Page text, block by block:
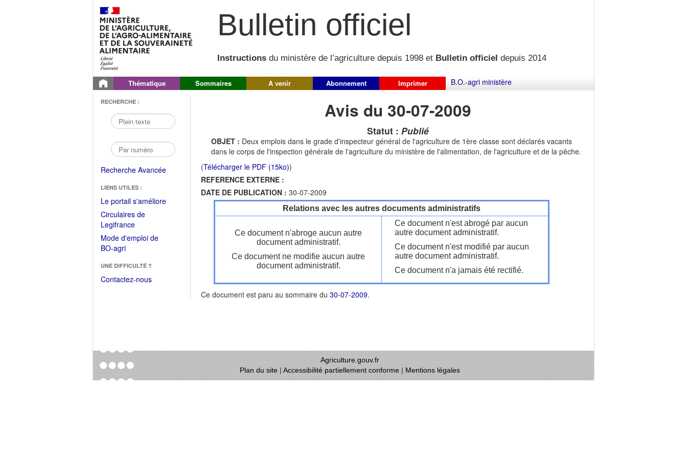
Bulletin officiel
Instructions du ministère de l’agriculture depuis 1998 et Bulletin officiel depuis 2014
Thématique Sommaires A venir Abonnement Imprimer B.O.-agri ministère
RECHERCHE :
Recherche Avancée
LIENS UTILES :
Le portail s'améliore(Fichier
Circulaires de
Legifrance(Ouvrir
dans
une
fenêtre)
Mode d'emploi de
BO-agri(Ouvrir
une
nouvelle
UNE DIFFICULTÉ ?
Contactez-nous
Avis du 30-07-2009
Statut : Publié
OBJET : Deux emplois dans le grade d'inspecteur général de l'agriculture de 1ère classe sont déclarés vacants
dans le corps de l'inspection générale de l'agriculture du ministère de l'alimentation, de l'agriculture et de la pêche.
(Télécharger le PDF (15ko))
REFERENCE EXTERNE :
DATE DE PUBLICATION : 30-07-2009
Relations avec les autres documents administratifs
Ce document n'abroge aucun autre
document administratif.
Ce document ne modifie aucun autre
document administratif.
Ce document n'est abrogé par aucun
autre document administratif.
Ce document n'est modifié par aucun
autre document administratif.
Ce document n'a jamais été rectifié.
Ce document est paru au sommaire du 30-07-2009.
Agriculture.gouv.fr
Plan du site|Accessibilité partiellement conforme|Mentions légales